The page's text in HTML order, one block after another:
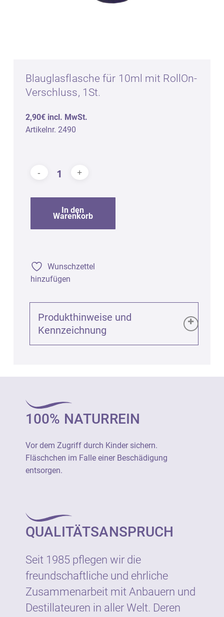
Blauglasflasche für 10ml mit RollOn-
Verschluss, 1St.
2,90€ incl. MwSt.
Artikelnr. 2490
In den
Warenkorb
Wunschzettel
hinzufügen
Produkthinweise und
Kennzeichnung
Art. 2490
Fläschchen im Falle einer Beschädigung
entsorgen.
Gewerbegebiet 2, D-82399 Raisting
Tel.: +49 8807 940800
www.neumond.de
100% NATURREIN
Vor dem Zugriff durch Kinder sichern.
Fläschchen im Falle einer Beschädigung
entsorgen.
QUALITÄTSANSPRUCH
Seit 1985 pflegen wir die
freundschaftliche und ehrliche
Zusammenarbeit mit Anbauern und
Destillateuren in aller Welt. Deren